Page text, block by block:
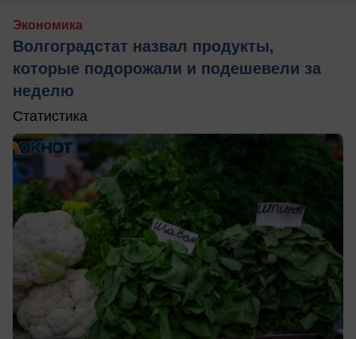
Экономика
Волгоградстат назвал продукты,
которые подорожали и подешевели за
неделю
Статистика